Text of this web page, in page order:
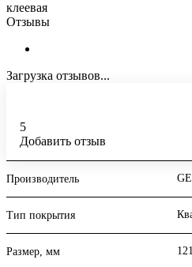
клеевая
Отзывы
Загрузка отзывов...
5
Добавить отзыв
Производитель
Тип покрытия
Размер, мм